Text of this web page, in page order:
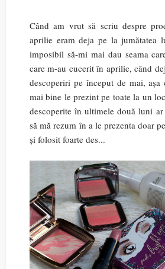
Când am vrut să scriu despre
aprilie eram deja pe la jumătatea
imposibil să-mi mai dau seama
care m-au cucerit în aprilie, când
descoperiri pe început de mai,
mai bine le prezint pe toate la un
descoperite în ultimele două luni
să mă rezum în a le prezenta doar
și folosit foarte des...